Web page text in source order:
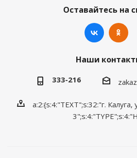
Оставайтесь на
Наши
333-216
a:2:{s:4:"TEXT";s:32:"г. Калуга,